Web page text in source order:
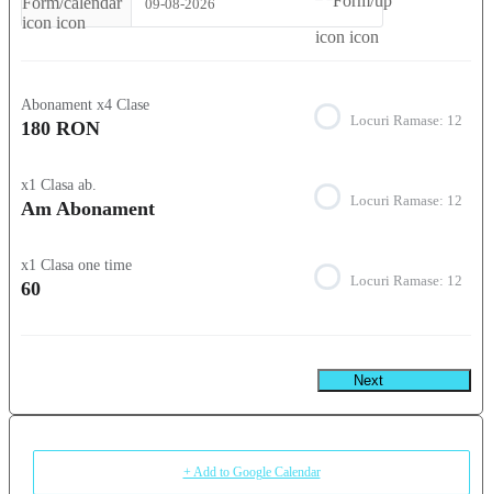
09-08-2026
Abonament x4 Clase
180 RON Locuri Ramase: 12
x1 Clasa ab.
Am Abonament Locuri Ramase: 12
x1 Clasa one time
60 Locuri Ramase: 12
Next
+ Add to Google Calendar